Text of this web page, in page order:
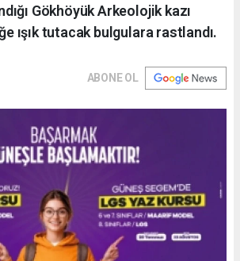
Gökhöyük Arkeolojik kazı
ışık tutacak bulgulara rastlandı.
ABONE OL